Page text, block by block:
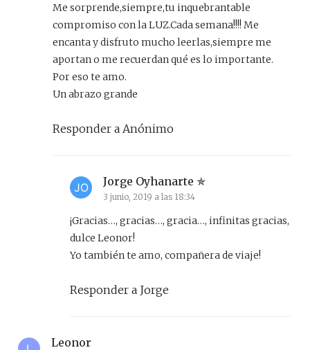
Me sorprende,siempre,tu inquebrantable
compromiso con la LUZ.Cada semana!!!! Me
encanta y disfruto mucho leerlas,siempre me
aportan o me recuerdan qué es lo importante.
Por eso te amo.
Un abrazo grande
Responder a Anónimo
Jorge Oyhanarte
3 junio, 2019 a las 18:34
¡Gracias…, gracias…, gracia…, infinitas gracias,
dulce Leonor!
Yo también te amo, compañera de viaje!
Responder a Jorge
Leonor